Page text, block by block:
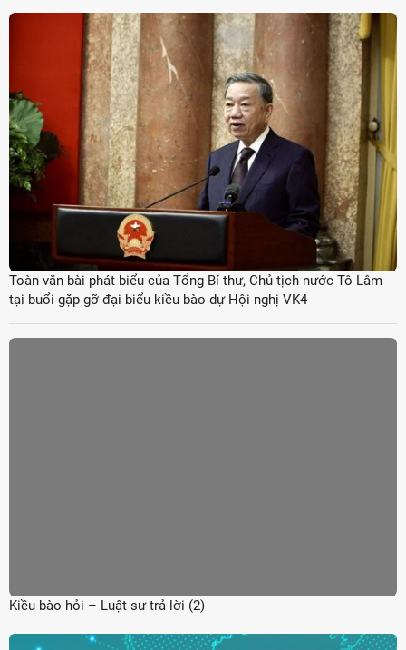
Toàn văn bài phát biểu của Tổng Bí thư, Chủ tịch nước Tô Lâm
tại buổi gặp gỡ đại biểu kiều bào dự Hội nghị VK4
Kiều bào hỏi – Luật sư trả lời (2)